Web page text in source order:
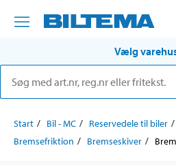
Vælg
Start Bil - MC Reservedele til biler
Bremsefriktion
Bremseskiver